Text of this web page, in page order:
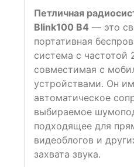
Петличная
Blink100 B4 — это
портативная
система с частотой
совместимая с
устройствами. Он
автоматическое
выбираемое
подходящее для
видеоблогов и
захвата звука.